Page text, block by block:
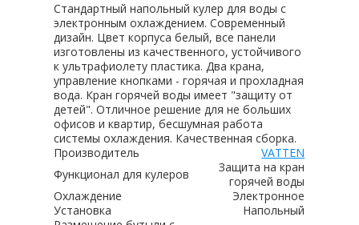
Стандартный напольный кулер для воды с
электронным охлаждением. Современный
дизайн. Цвет корпуса белый, все панели
изготовлены из качественного, устойчивого
к ультрафиолету пластика. Два крана,
управление кнопками - горячая и прохладная
вода. Кран горячей воды имеет "защиту от
детей". Отличное решение для не больших
офисов и квартир, бесшумная работа
системы охлаждения. Качественная сборка.
Производитель
VATTEN
Функционал для кулеров
Защита на кран
горячей воды
Охлаждение
Электронное
Установка
Напольный